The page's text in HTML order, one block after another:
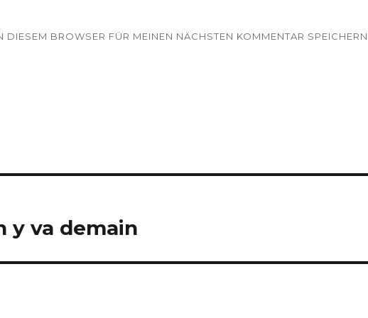
BROWSER FÜR MEINEN NÄCHSTEN KOMMENTAR
y va demain